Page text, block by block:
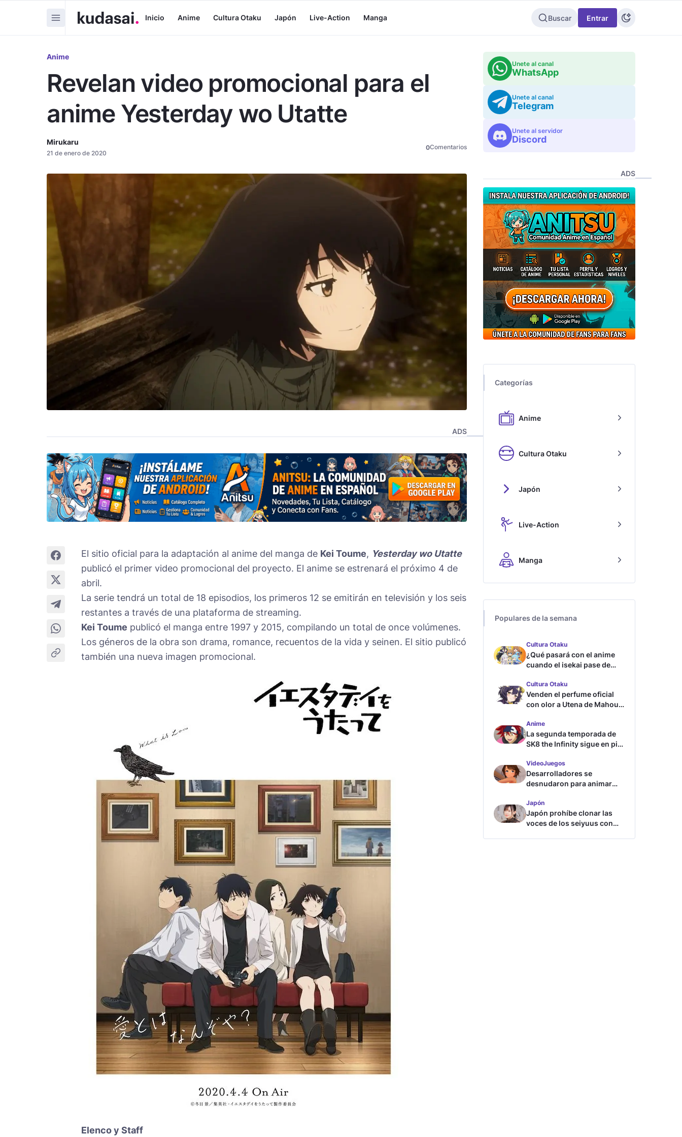
Inicio Anime Cultura Otaku Japón Live-Action Manga Buscar Entrar
Anime
Revelan video promocional para el
anime Yesterday wo Utatte
Mirukaru
21 de enero de 2020
0Comentarios
ADS
El sitio oficial para la adaptación al anime del manga de Kei Toume, Yesterday wo Utatte
publicó el primer video promocional del proyecto. El anime se estrenará el próximo 4 de
abril.
La serie tendrá un total de 18 episodios, los primeros 12 se emitirán en televisión y los seis
restantes a través de una plataforma de streaming.
Kei Toume publicó el manga entre 1997 y 2015, compilando un total de once volúmenes.
Los géneros de la obra son drama, romance, recuentos de la vida y seinen. El sitio publicó
también una nueva imagen promocional.
Elenco y Staff
Unete al canal
WhatsApp
Unete al canal
Telegram
Unete al servidor
Discord
ADS
Categorías
Anime
Cultura Otaku
Japón
Live-Action
Manga
Populares de la semana
Cultura Otaku
¿Qué pasará con el anime
cuando el isekai pase de
Cultura Otaku
Venden el perfume oficial
con olor a Utena de Mahou
Anime
La segunda temporada de
SK8 the Infinity sigue en pie
VideoJuegos
Desarrolladores se
desnudaron para animar
Japón
Japón prohíbe clonar las
voces de los seiyuus con